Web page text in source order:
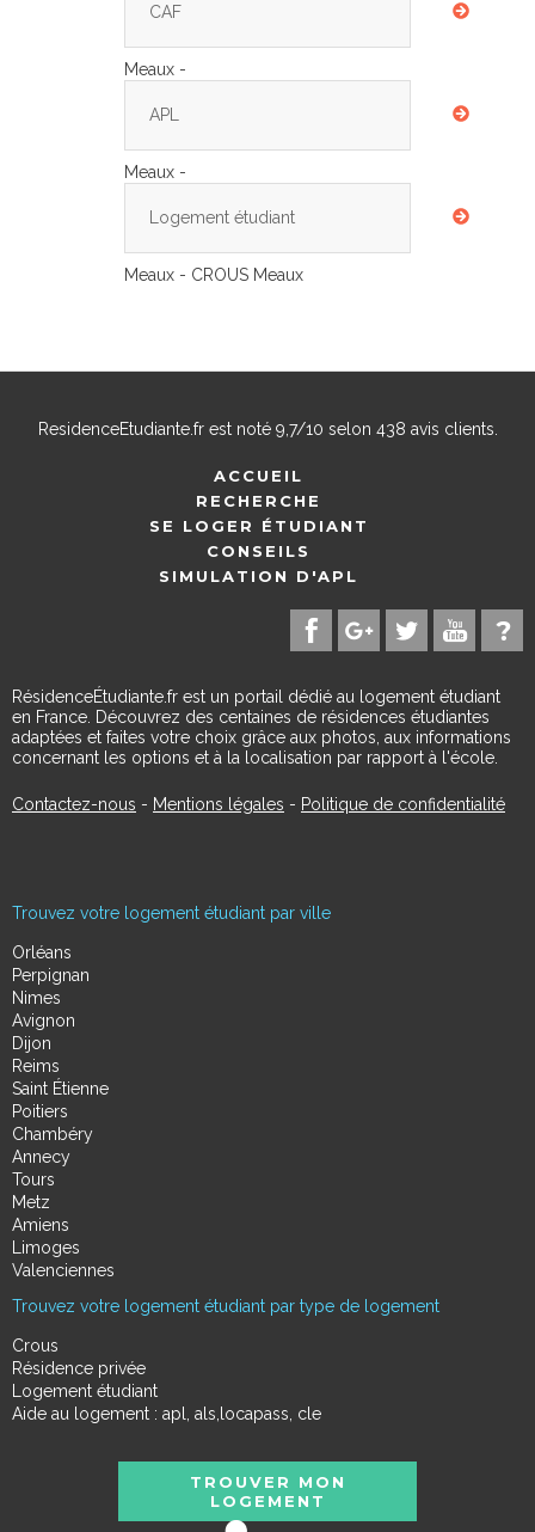
CAF
Meaux -
APL
Meaux -
Logement étudiant
Meaux - CROUS Meaux
ResidenceEtudiante.frest noté 9,7/10 selon 438 avis clients.
ACCUEIL
RECHERCHE
SE LOGER ÉTUDIANT
CONSEILS
SIMULATION D'APL
RésidenceÉtudiante.fr est un portail dédié au logement étudiant
en France. Découvrez des centaines de résidences étudiantes
adaptées et faites votre choix grâce aux photos, aux informations
concernant les options et à la localisation par rapport à l'école.
Contactez-nous - Mentions légales - Politique de confidentialité
Trouvez votre logement étudiant par ville
Orléans
Perpignan
Nimes
Avignon
Dijon
Reims
Saint Étienne
Poitiers
Chambéry
Annecy
Tours
Metz
Amiens
Limoges
Valenciennes
Trouvez votre logement étudiant par type de logement
Crous
Résidence privée
Logement étudiant
Aide au logement : apl, als,locapass, cle
TROUVER MON
LOGEMENT